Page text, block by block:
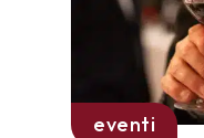
eventi